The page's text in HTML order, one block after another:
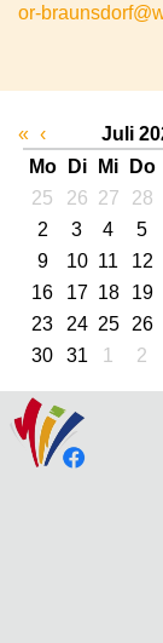
or-
« ‹
Juli
Mo
Di Mi Do
25
26 27 28
2
3 4 5
9
10 11 12
16
17 18 19
23
24 25 26
30
31 1 2